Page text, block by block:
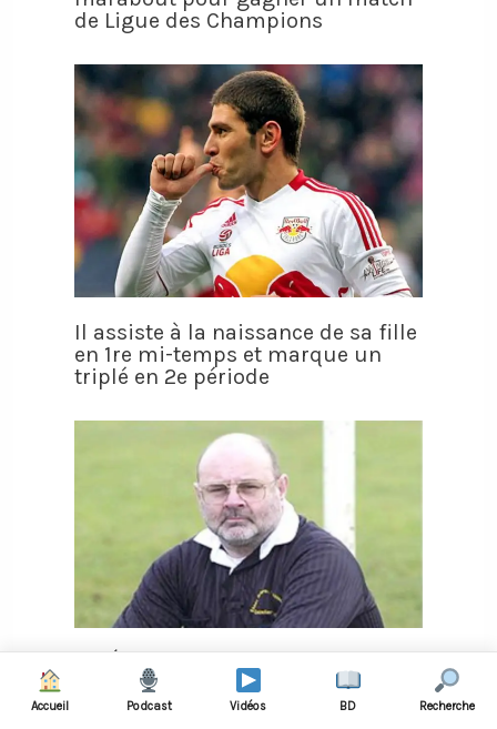
de Ligue des Champions
Il assiste à la naissance de sa fille
en 1re mi-temps et marque un
triplé en 2e période
VIDÉO - Un arbitre marque
volontairement un but pour
sauver l’honneur d’une équipe
Accueil Podcast Vidéos BD Recherche